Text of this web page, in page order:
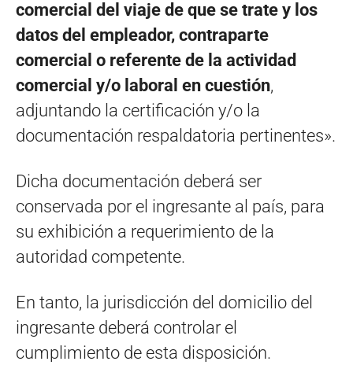
comercial del viaje de que se trate y los
datos del empleador, contraparte
comercial o referente de la actividad
comercial y/o laboral en cuestión,
adjuntando la certificación y/o la
documentación respaldatoria pertinentes».
Dicha documentación deberá ser
conservada por el ingresante al país, para
su exhibición a requerimiento de la
autoridad competente.
En tanto, la jurisdicción del domicilio del
ingresante deberá controlar el
cumplimiento de esta disposición.